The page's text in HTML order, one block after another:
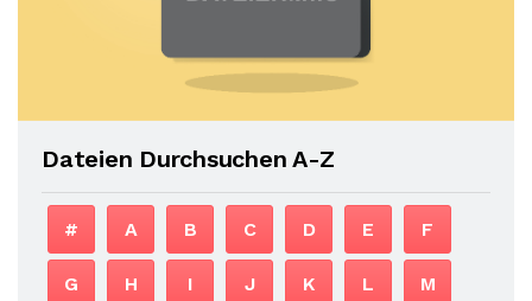
Dateien Durchsuchen A-Z
# A B C D E F
G H I J K L M